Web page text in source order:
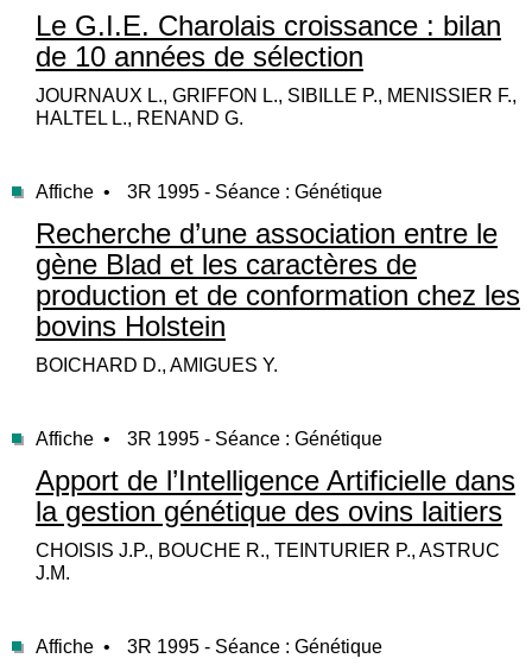
Le G.I.E. Charolais croissance : bilan
de 10 années de sélection
JOURNAUX L., GRIFFON L., SIBILLE P., MENISSIER F.,
HALTEL L., RENAND G.
Affiche • 3R 1995 - Séance : Génétique
Recherche d’une association entre le
gène Blad et les caractères de
production et de conformation chez les
bovins Holstein
BOICHARD D., AMIGUES Y.
Affiche • 3R 1995 - Séance : Génétique
Apport de l’Intelligence Artificielle dans
la gestion génétique des ovins laitiers
CHOISIS J.P., BOUCHE R., TEINTURIER P., ASTRUC
J.M.
Affiche • 3R 1995 - Séance : Génétique